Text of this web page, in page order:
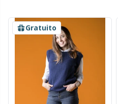
Gratuito